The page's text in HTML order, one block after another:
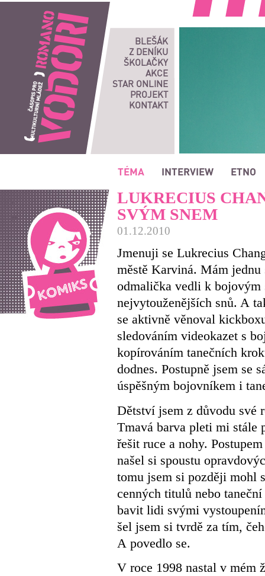
Romano vodori, časopis pro multikulturní mládež
LUKRECIUS
SVÝM SNEM
01.12.2010
Jmenuji se Lukrecius
městě Karviná. Mám
odmalička vedli k bojovým
nejvytouženějších snů. A
se aktivně věnoval
sledováním videokazet s
kopírováním tanečních
dodnes. Postupně jsem se
úspěšným bojovníkem i
Dětství jsem z důvodu své
Tmavá barva pleti mi stále
řešit ruce a nohy.
našel si spoustu
tomu jsem si později mohl
cenných titulů nebo
bavit lidi svými
šel jsem si tvrdě za tím,
A povedlo se.
V roce 1998 nastal v mém
BLEŠÁK
Z DENÍKU
ŠKOLAČKY
AKCE
STAR ONLINE
PROJEKT
KONTAKT
TÉMA INTERVIEW ETNO